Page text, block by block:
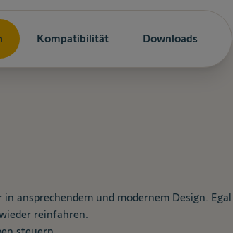
Kompatibilität Downloads
und modernem Design.
reinfahren.